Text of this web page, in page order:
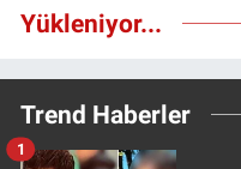
Yükleniyor...
Trend Haberler
1